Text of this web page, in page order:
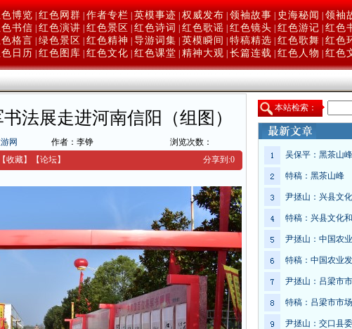
博览 红色网群 作者专栏 英模事迹 权威发布 领袖故事 史海秘闻 领袖
书信 红色演讲 红色景区 红色诗词 红色歌谣 红色镜头 红色游记 红色
格言 绿色景区 红色精神 导游词集 英模瞬间 特稿精选 红色歌舞 红色
日历
红色图库 红色文化 红色课堂 精神大观 长篇连载 红色人物 红色
法展走进河南信阳（组图）
网 作者：李铮
浏览次数：
收藏】
【论坛】 分享到:0
本站检索：
吴保平：黑茶山峰
特稿：黑茶山峰
尹拯山：兴县文
特稿：兴县文化
尹拯山：中国农
特稿：中国农业
尹拯山：吕梁市
特稿：吕梁市市
尹拯山：交口县